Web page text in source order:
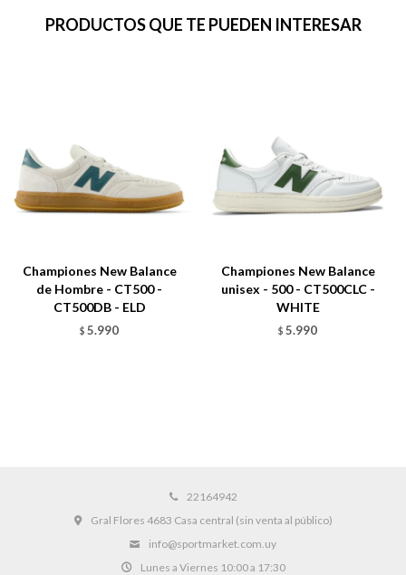
PRODUCTOS QUE TE PUEDEN INTERESAR
Championes New Balance
de Hombre - CT500 -
CT500DB - ELD
$ 5.990
Championes New Balance
unisex - 500 - CT500CLC -
WHITE
$ 5.990
22164942
Gral Flores 4683 Casa central (sin venta al público)
info@sportmarket.com.uy
Lunes a Viernes 10:00 a 17:30